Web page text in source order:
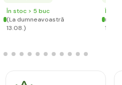
În stoc > 5 buc
(La dumneavoastră
13.08.)
În
(La